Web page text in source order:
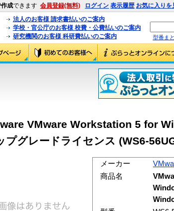
成できます 会員登録(無料) ログイン 表示履歴 お気に入りを
法人のお客様 請求書払いのご案内
学校・官公庁のお客様 校費・公費払いのご案内
研究機関のお客様 科研費払いのご案内
型番ま
VMware Workstation 5 for
プグレードライセンス (WS6-
メーカー
商品名